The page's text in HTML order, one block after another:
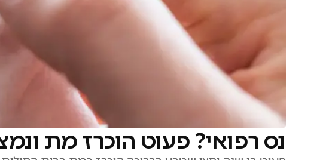
נס רפואי? פעוט הוכרז מת